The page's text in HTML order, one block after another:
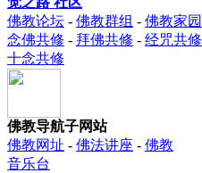
佛教论坛 - 佛教群组 - 佛教家园
念佛共修 - 拜佛共修 - 经咒共修
十念共修
佛教导航子网站
佛教网址 - 佛法讲座 - 佛教
音乐台